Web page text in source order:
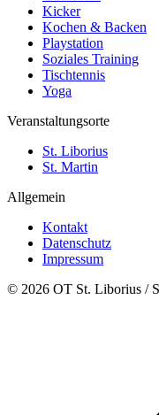
Kicker
Kochen & Backen
Playstation
Soziales Training
Tischtennis
Yoga
Veranstaltungsorte
St. Liborius
St. Martin
Allgemein
Kontakt
Datenschutz
Impressum
© 2026 OT St. Liborius /